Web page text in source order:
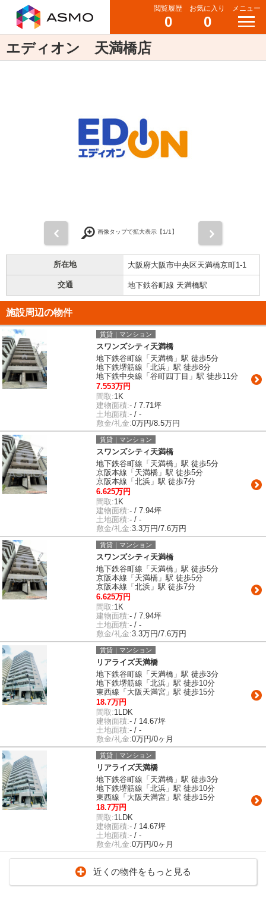
閲覧履歴
0
お気に入り
0
メニュー
エディオン 天満橋店
画像タップで拡大表示【1/1】
所在地 大阪府大阪市中央区天満橋京町1-1
交通 地下鉄谷町線 天満橋駅
施設周辺の物件
賃貸｜マンション
スワンズシティ天満橋
地下鉄谷町線「天満橋」駅 徒歩5分
地下鉄堺筋線「北浜」駅 徒歩8分
地下鉄中央線「谷町四丁目」駅 徒歩11分
7.553万円
間取:1K
建物面積:- / 7.71坪
土地面積:- / -
敷金/礼金:0万円/8.5万円
賃貸｜マンション
スワンズシティ天満橋
地下鉄谷町線「天満橋」駅 徒歩5分
京阪本線「天満橋」駅 徒歩5分
京阪本線「北浜」駅 徒歩7分
6.625万円
間取:1K
建物面積:- / 7.94坪
土地面積:- / -
敷金/礼金:3.3万円/7.6万円
賃貸｜マンション
スワンズシティ天満橋
地下鉄谷町線「天満橋」駅 徒歩5分
京阪本線「天満橋」駅 徒歩5分
京阪本線「北浜」駅 徒歩7分
6.625万円
間取:1K
建物面積:- / 7.94坪
土地面積:- / -
敷金/礼金:3.3万円/7.6万円
賃貸｜マンション
リアライズ天満橋
地下鉄谷町線「天満橋」駅 徒歩3分
地下鉄堺筋線「北浜」駅 徒歩10分
東西線「大阪天満宮」駅 徒歩15分
18.7万円
間取:1LDK
建物面積:- / 14.67坪
土地面積:- / -
敷金/礼金:0万円/0ヶ月
賃貸｜マンション
リアライズ天満橋
地下鉄谷町線「天満橋」駅 徒歩3分
地下鉄堺筋線「北浜」駅 徒歩10分
東西線「大阪天満宮」駅 徒歩15分
18.7万円
間取:1LDK
建物面積:- / 14.67坪
土地面積:- / -
敷金/礼金:0万円/0ヶ月
近くの物件をもっと見る